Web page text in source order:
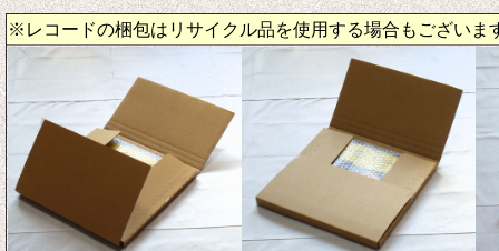
※レコードの梱包はリサイクル品を使用する場合もございま